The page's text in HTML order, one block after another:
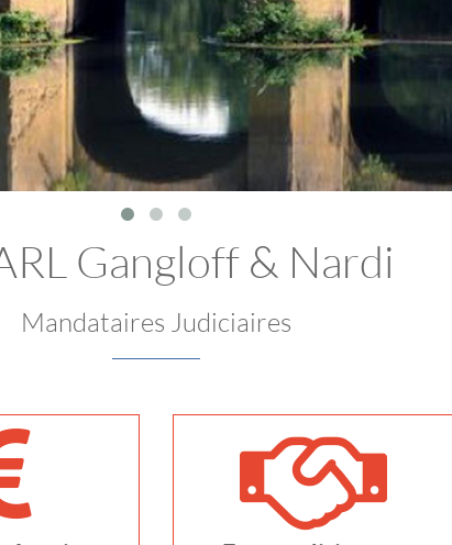
Gangloff & Nardi
Mandataires Judiciaires